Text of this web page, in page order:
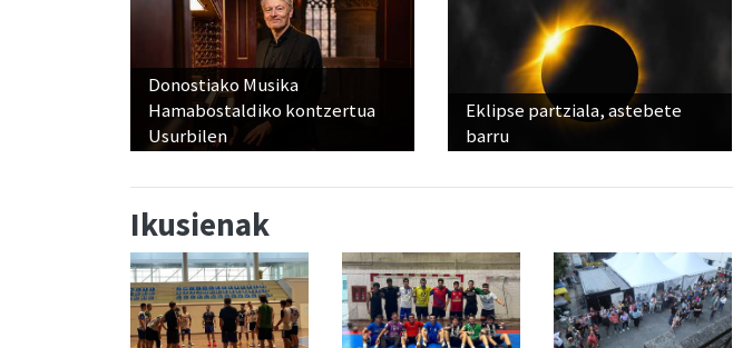
Donostiako Musika
Hamabostaldiko kontzertua
Usurbilen
Eklipse partziala, astebete
barru
Ikusienak